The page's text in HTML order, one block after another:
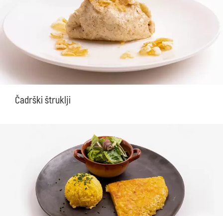
Čadrški štruklji